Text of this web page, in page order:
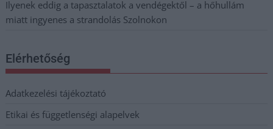
Ilyenek eddig a tapasztalatok a vendégektől – a hőhullám
miatt ingyenes a strandolás Szolnokon
Elérhetőség
Adatkezelési tájékoztató
Etikai és függetlenségi alapelvek